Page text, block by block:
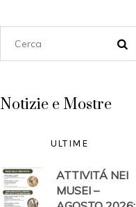
Notizie e Mostre
ULTIME
ATTIVITÁ NEI
MUSEI –